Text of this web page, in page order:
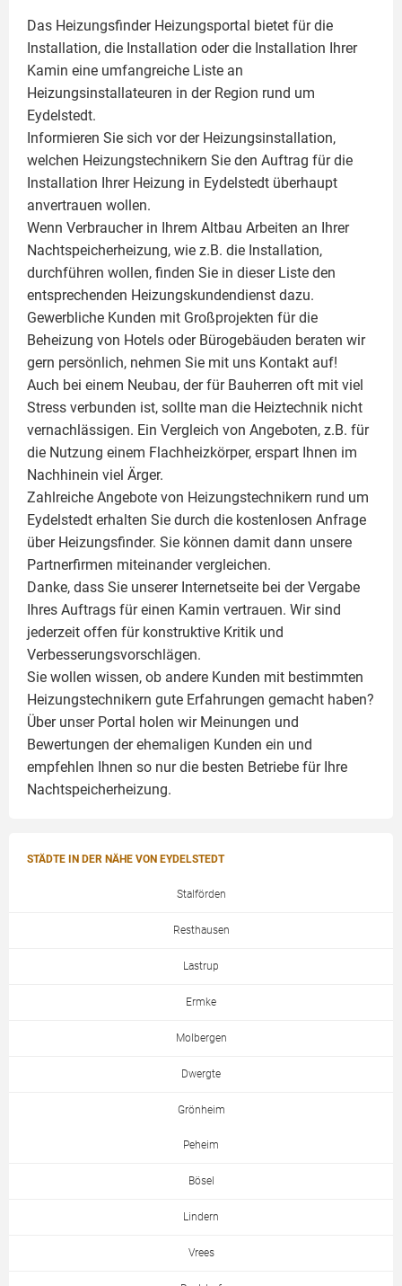
Das Heizungsfinder Heizungsportal bietet für die
Installation, die Installation oder die Installation Ihrer
Kamin eine umfangreiche Liste an
Heizungsinstallateuren in der Region rund um
Eydelstedt.
Informieren Sie sich vor der Heizungsinstallation,
welchen Heizungstechnikern Sie den Auftrag für die
Installation Ihrer Heizung in Eydelstedt überhaupt
anvertrauen wollen.
Wenn Verbraucher in Ihrem Altbau Arbeiten an Ihrer
Nachtspeicherheizung, wie z.B. die Installation,
durchführen wollen, finden Sie in dieser Liste den
entsprechenden Heizungskundendienst dazu.
Gewerbliche Kunden mit Großprojekten für die
Beheizung von Hotels oder Bürogebäuden beraten wir
gern persönlich, nehmen Sie mit uns Kontakt auf!
Auch bei einem Neubau, der für Bauherren oft mit viel
Stress verbunden ist, sollte man die Heiztechnik nicht
vernachlässigen. Ein Vergleich von Angeboten, z.B. für
die Nutzung einem Flachheizkörper, erspart Ihnen im
Nachhinein viel Ärger.
Zahlreiche Angebote von Heizungstechnikern rund um
Eydelstedt erhalten Sie durch die kostenlosen Anfrage
über Heizungsfinder. Sie können damit dann unsere
Partnerfirmen miteinander vergleichen.
Danke, dass Sie unserer Internetseite bei der Vergabe
Ihres Auftrags für einen Kamin vertrauen. Wir sind
jederzeit offen für konstruktive Kritik und
Verbesserungsvorschlägen.
Sie wollen wissen, ob andere Kunden mit bestimmten
Heizungstechnikern gute Erfahrungen gemacht haben?
Über unser Portal holen wir Meinungen und
Bewertungen der ehemaligen Kunden ein und
empfehlen Ihnen so nur die besten Betriebe für Ihre
Nachtspeicherheizung.
STÄDTE IN DER NÄHE VON EYDELSTEDT
Stalförden
Resthausen
Lastrup
Ermke
Molbergen
Dwergte
Grönheim
Peheim
Bösel
Lindern
Vrees